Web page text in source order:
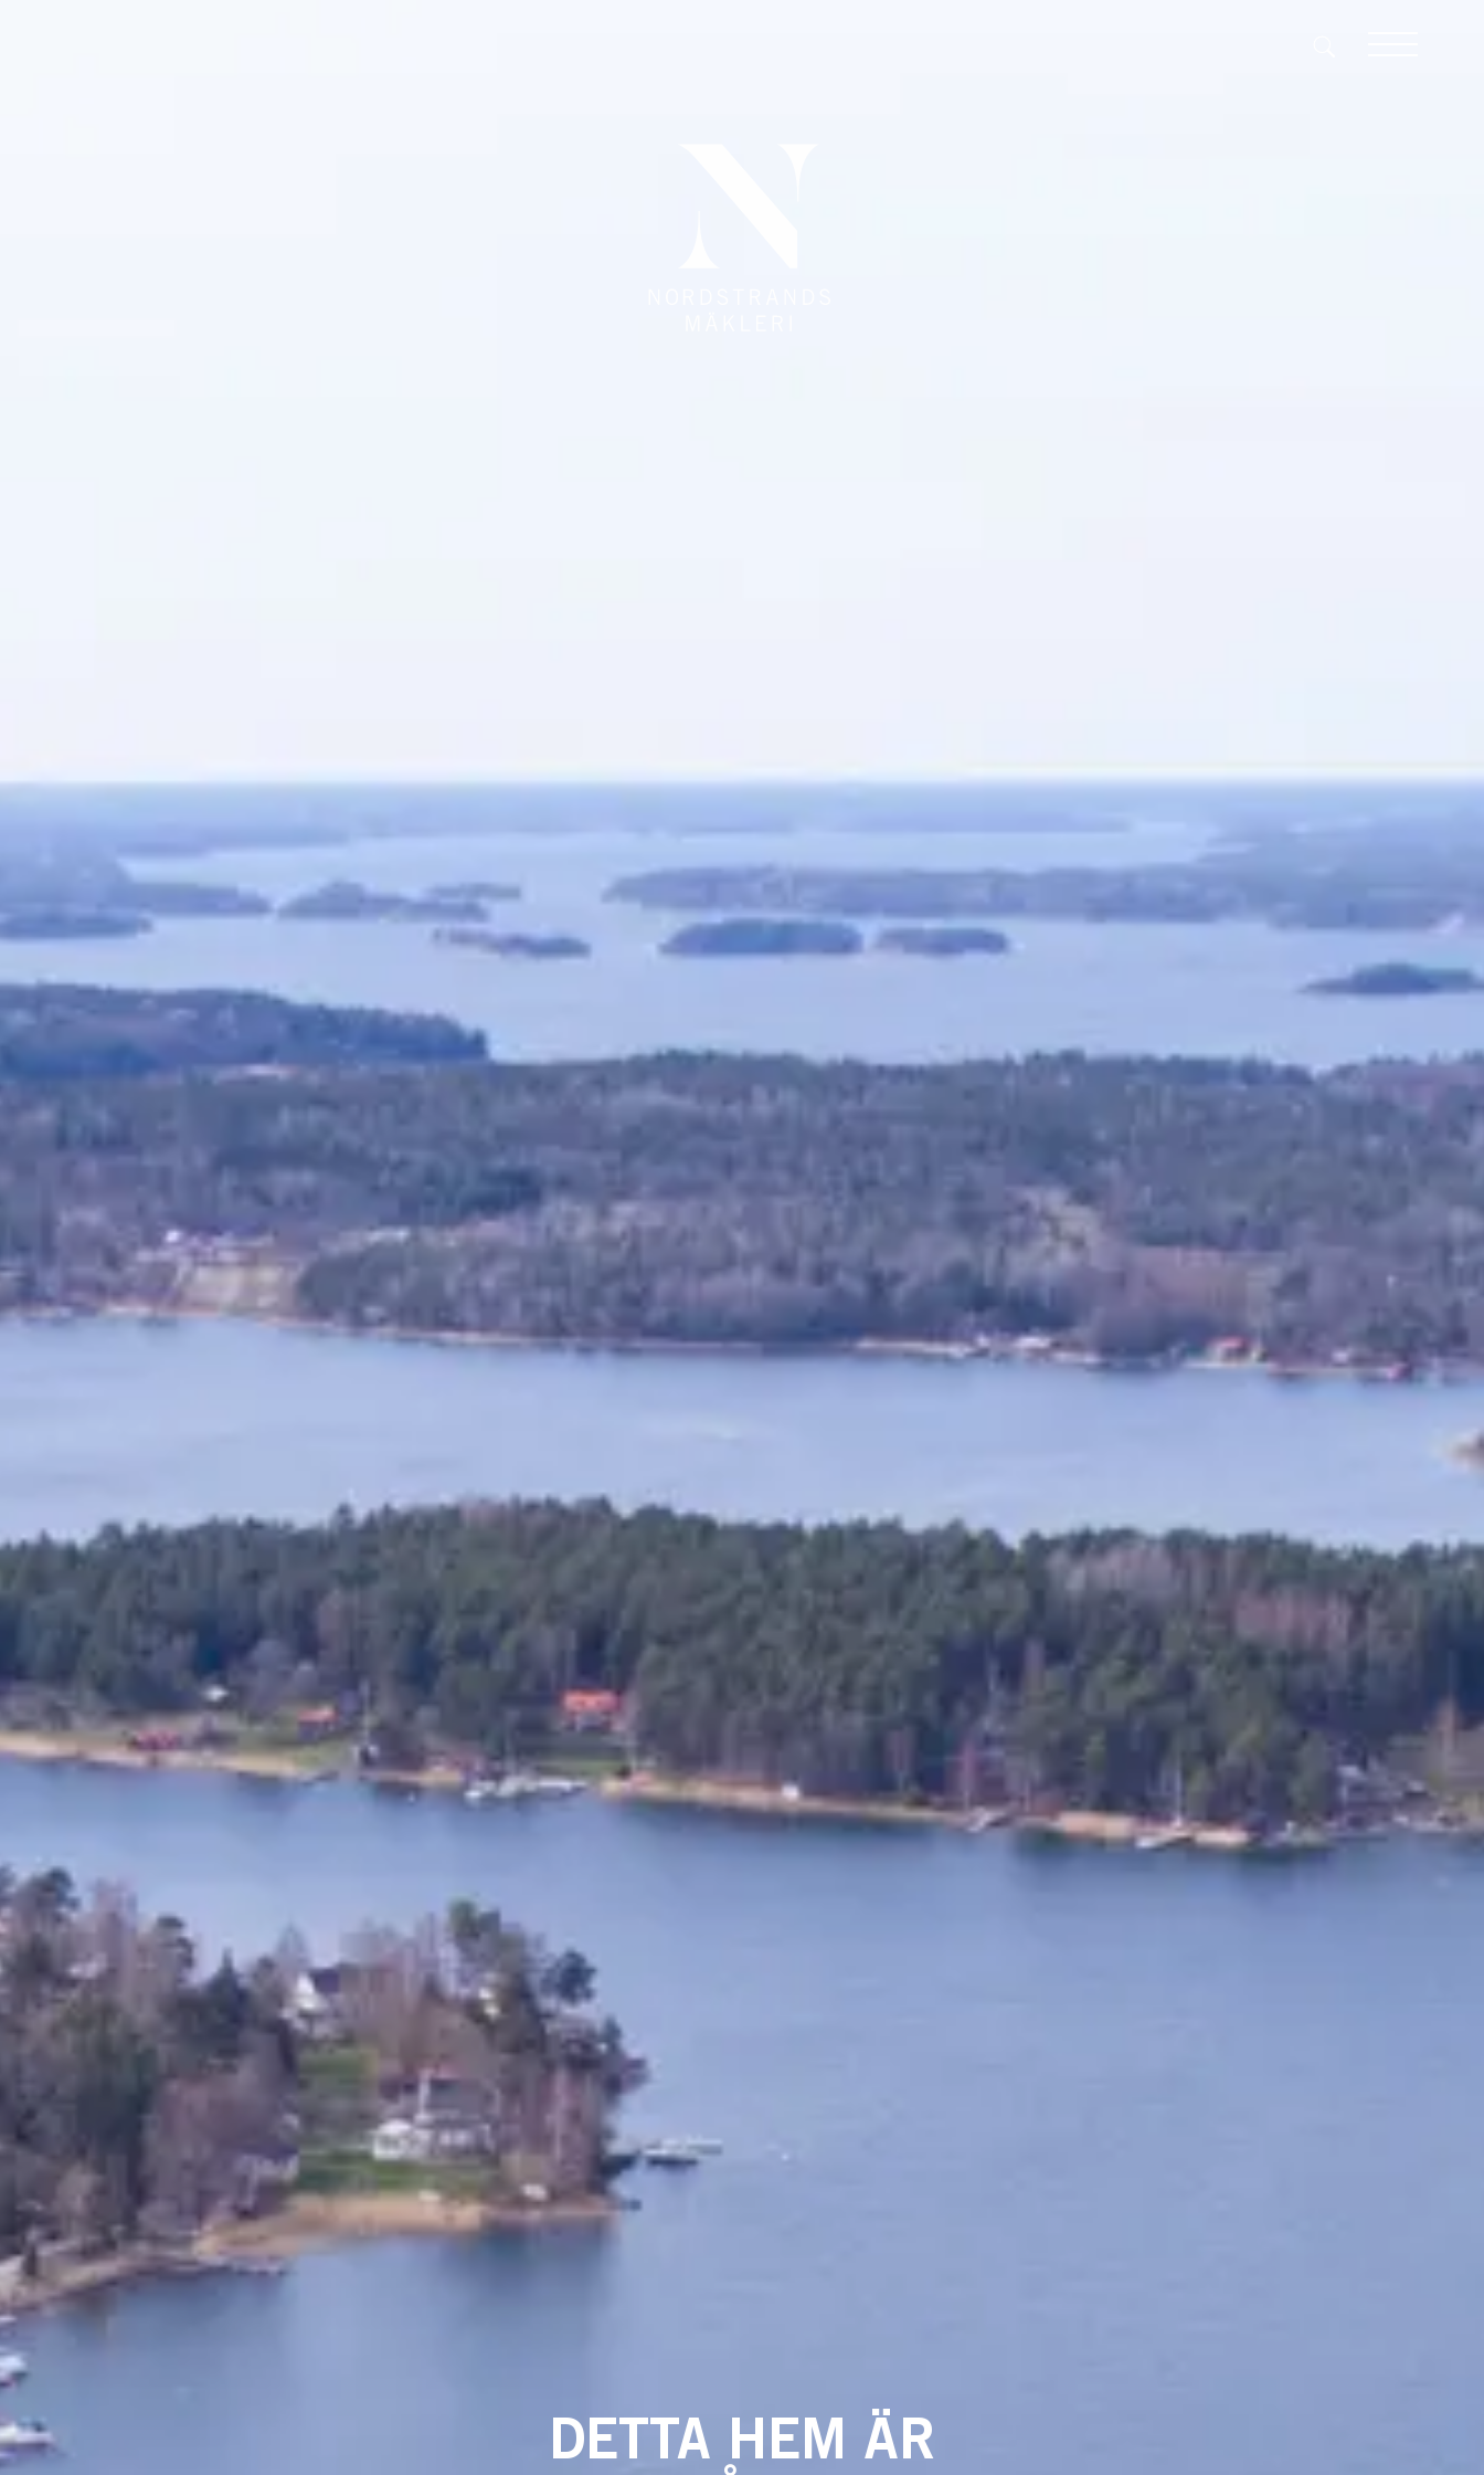
DETTA HEM ÄR